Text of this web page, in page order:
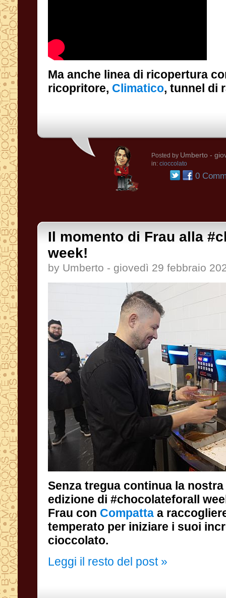
Ma anche linea di ricopertura
ricopritore, Climatico, tunnel di
Posted by Umberto -
in: cioccolato
0
Il momento di Frau alla
week!
by Umberto - giovedì 29 febbraio
Senza tregua continua la
edizione di #chocolateforall week.
Frau con Compatta a
temperato per iniziare
cioccolato.
Leggi il resto del post »